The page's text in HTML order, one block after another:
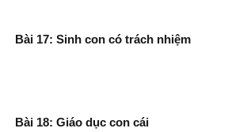
Bài 17: Sinh con có trách nhiệm
Bài 18: Giáo dục con cái